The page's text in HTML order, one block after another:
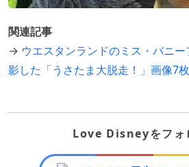
関連記事
→ ウエスタンランドのミス・バニ
影した「うさたま大脱走！」画像7
Love Disneyをフォ